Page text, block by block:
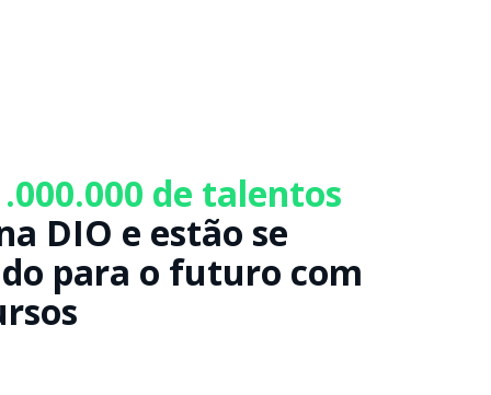
de talentos
DIO e estão se
para o futuro com